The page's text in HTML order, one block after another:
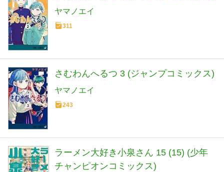
ヤマノエイ
311
さむわんへるつ 3 (ジャンプコミックス)
ヤマノエイ
243
ラーメン大好き小泉さん 15 (15) (少年
チャンピオンコミックス)